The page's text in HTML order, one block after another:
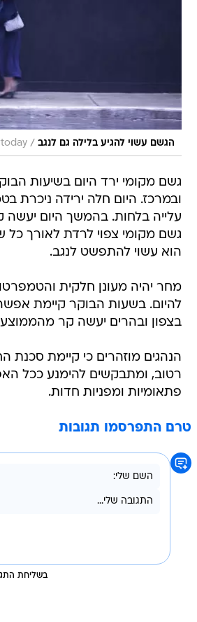
הגשם עשוי להגיע בלילה גם לנגב /
גשם מקומי ירד היום בשיעות
ובמרכז. היום חלה ירידה ניכרת
עלייה בלחות. בהמשך היום יעשה
גשם מקומי צפוי לרדת לאורך כל
הוא עשוי להתפשט לנגב.
מחר יהיה מעונן חלקית
להיום. בשעות הבוקר קיימת
בצפון ובהרים יעשה קר מהממוצע
הנהגים מוזהרים כי קיימת סכנת
רטוב, ומתבקשים להימנע ככל
פתאומיות ומפניות חדות.
טרם התפרסמו תגובות
בשליחת